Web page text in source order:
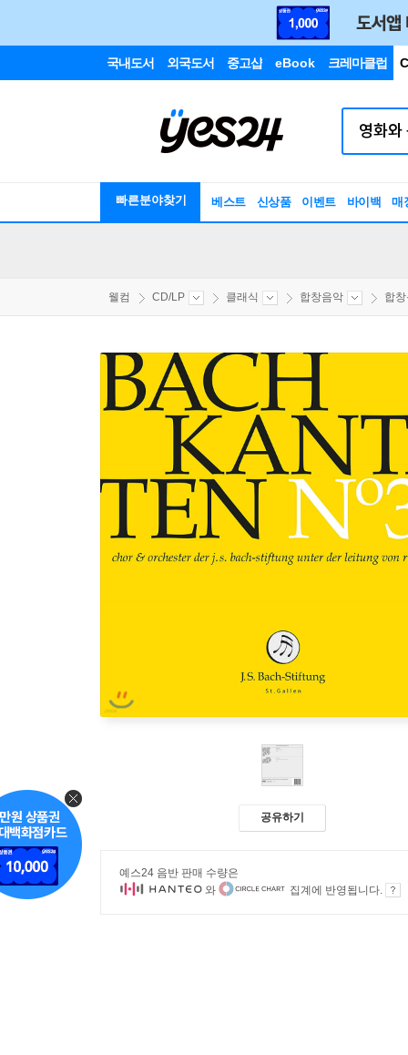
국내도서 외국도서 중고샵 eBook 크레마클럽
빠른분야찾기 베스트 신상품 이벤트 바이백 매
웰컴 CD/LP 클래식 합창음악 합
공유하기
예스24 음반 판매 수량은
와
집계에 반영됩니다.